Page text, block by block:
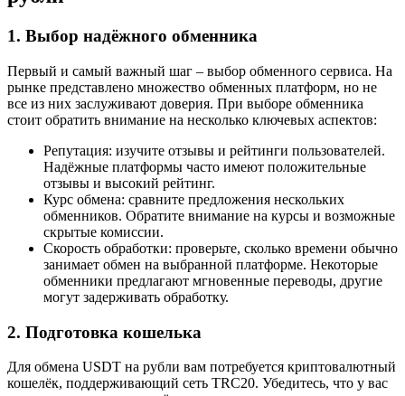
1. Выбор надёжного обменника
Первый и самый важный шаг – выбор обменного сервиса. На
рынке представлено множество обменных платформ, но не
все из них заслуживают доверия. При выборе обменника
стоит обратить внимание на несколько ключевых аспектов:
Репутация: изучите отзывы и рейтинги пользователей.
Надёжные платформы часто имеют положительные
отзывы и высокий рейтинг.
Курс обмена: сравните предложения нескольких
обменников. Обратите внимание на курсы и возможные
скрытые комиссии.
Скорость обработки: проверьте, сколько времени обычно
занимает обмен на выбранной платформе. Некоторые
обменники предлагают мгновенные переводы, другие
могут задерживать обработку.
2. Подготовка кошелька
Для обмена USDT на рубли вам потребуется криптовалютный
кошелёк, поддерживающий сеть TRC20. Убедитесь, что у вас